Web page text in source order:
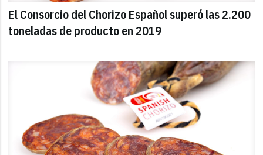
El Consorcio del Chorizo Español superó las 2.200
toneladas de producto en 2019